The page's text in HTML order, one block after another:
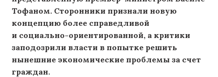
Тофаном. Сторонники признали новую
концепцию более справедливой
и социально-ориентированной, а критики
заподозрили власти в попытке решить
нынешние экономические проблемы за счет
граждан.